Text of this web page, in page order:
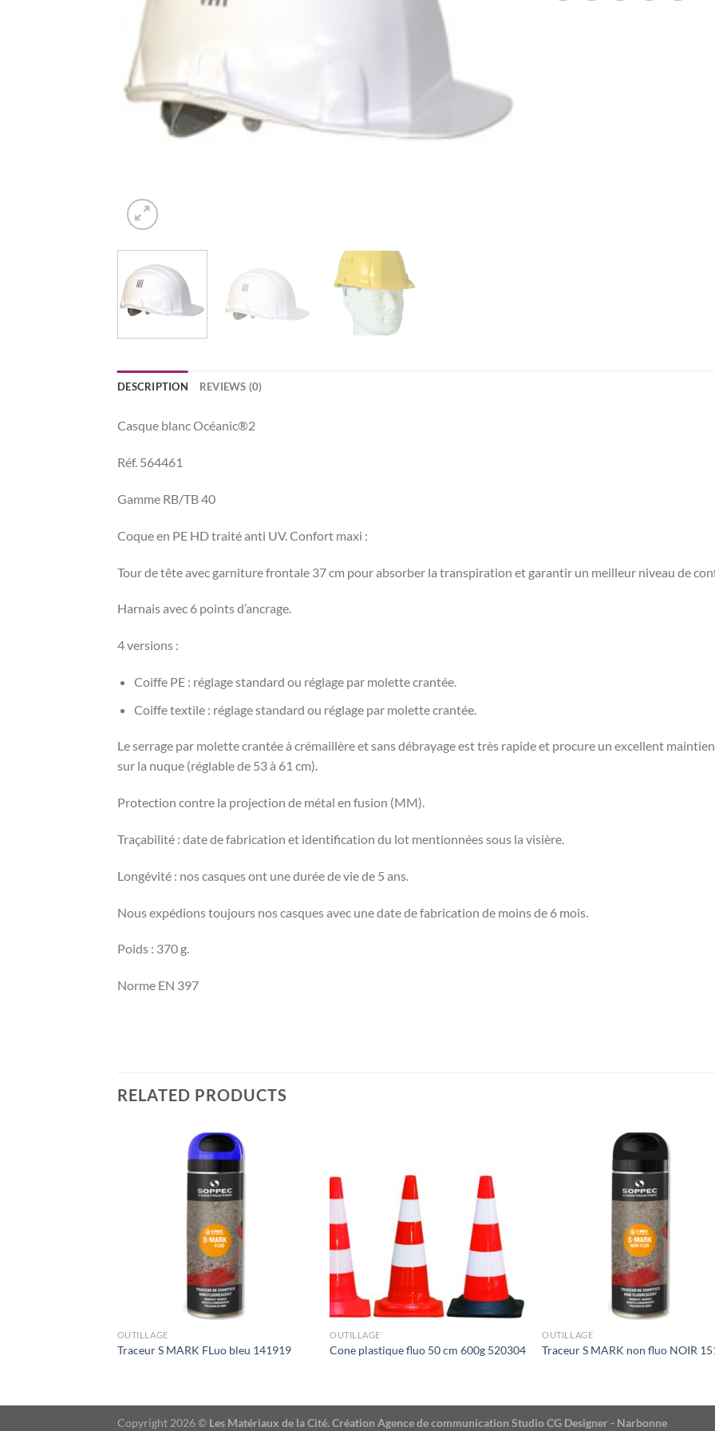
DESCRIPTION REVIEWS (0)
Casque blanc Océanic®2
Réf. 564461
Gamme RB/TB 40
Coque en PE HD traité anti UV. Confort maxi :
Tour de tête avec garniture frontale 37 cm pour absorber la transpiration et garantir un meilleur niveau de
Harnais avec 6 points d’ancrage.
4 versions :
Coiffe PE : réglage standard ou réglage par molette crantée.
Coiffe textile : réglage standard ou réglage par molette crantée.
Le serrage par molette crantée à crémaillère et sans débrayage est très rapide et procure un excellent
sur la nuque (réglable de 53 à 61 cm).
Protection contre la projection de métal en fusion (MM).
Traçabilité : date de fabrication et identification du lot mentionnées sous la visière.
Longévité : nos casques ont une durée de vie de 5 ans.
Nous expédions toujours nos casques avec une date de fabrication de moins de 6 mois.
Poids : 370 g.
Norme EN 397
RELATED PRODUCTS
OUTILLAGE
Traceur S MARK FLuo bleu 141919
OUTILLAGE
Cone plastique fluo 50 cm 600g 520304
OUTILLAGE
Traceur S MARK non fluo NOIR
Copyright 2026 © Les Matériaux de la Cité. Création Agence de communication Studio CG Designer - Narbonne